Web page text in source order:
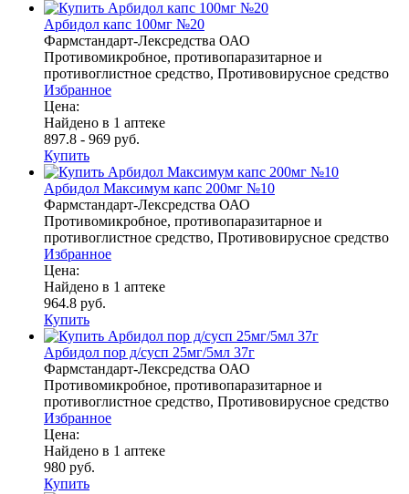
Арбидол капс 100мг №20
Фармстандарт-Лексредства ОАО
Противомикробное, противопаразитарное и
противоглистное средство, Противовирусное средство
Избранное
Цена:
Найдено в 1 аптеке
897.8 - 969 руб.
Купить
Арбидол Максимум капс 200мг №10
Фармстандарт-Лексредства ОАО
Противомикробное, противопаразитарное и
противоглистное средство, Противовирусное средство
Избранное
Цена:
Найдено в 1 аптеке
964.8 руб.
Купить
Арбидол пор д/сусп 25мг/5мл 37г
Фармстандарт-Лексредства ОАО
Противомикробное, противопаразитарное и
противоглистное средство, Противовирусное средство
Избранное
Цена:
Найдено в 1 аптеке
980 руб.
Купить